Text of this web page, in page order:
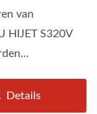
van
HIJET S320V
de
Details